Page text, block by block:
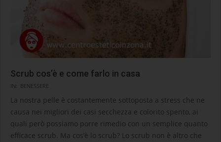
Scrub cos’è e come farlo in casa
2020-
12-
04
IN: BENESSERE
La nostra pelle è costantemente sottoposta a stress che ne
causa nei migliori dei casi secchezza e colorito spento, ai
quali però possiamo porre rimedio con un semplice quanto
efficace scrub. Ma cos’è lo scrub? Lo scrub non è altro che